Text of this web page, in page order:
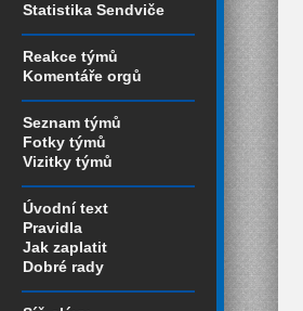
Statistika Sendviče
Reakce týmů
Komentáře orgů
Seznam týmů
Fotky týmů
Vizitky týmů
Úvodní text
Pravidla
Jak zaplatit
Dobré rady